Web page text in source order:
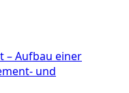
– Aufbau einer
und